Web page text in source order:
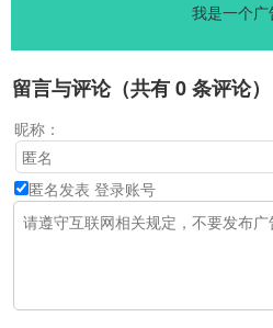
我是一个广
留言与评论（共有0条评论）
昵称：
匿名发表 登录账号